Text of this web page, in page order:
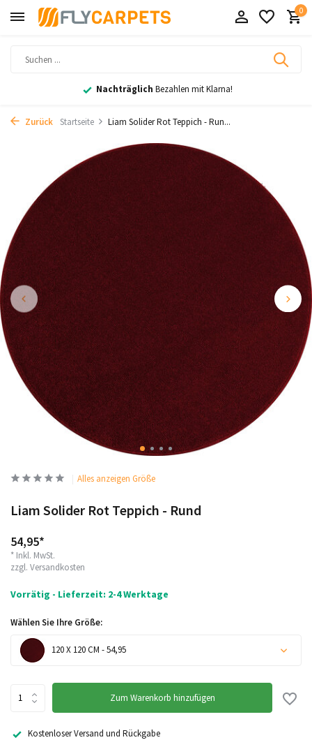
0
Nachträglich Bezahlen mit Klarna!
Zurück Startseite Liam Solider Rot Teppich - Run...
Alles anzeigen Größe
Liam Solider Rot Teppich - Rund
54,95*
* Inkl. MwSt.
zzgl. Versandkosten
Vorrätig - Lieferzeit: 2-4 Werktage
Wählen Sie Ihre Größe:
120 X 120 CM - 54,95
Zum Warenkorb hinzufügen
Kostenloser Versand und Rückgabe